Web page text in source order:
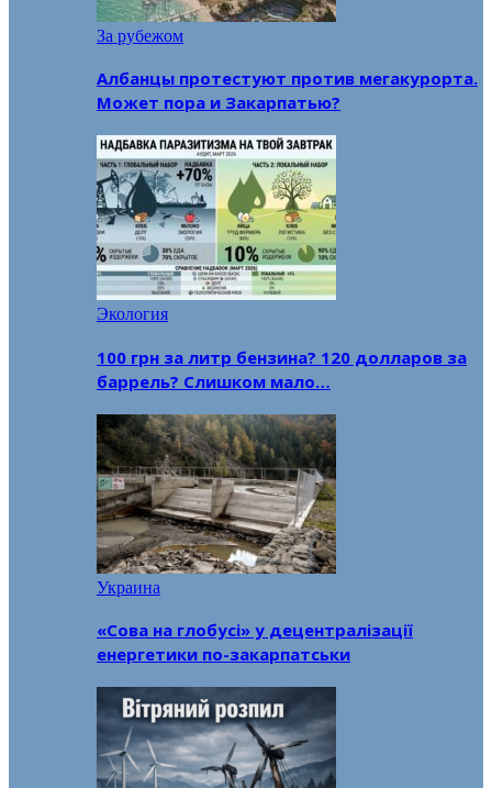
За рубежом
Албанцы протестуют против мегакурорта.
Может пора и Закарпатью?
Экология
100 грн за литр бензина? 120 долларов за
баррель? Слишком мало…
Украина
«Сова на глобусі» у децентралізації
енергетики по-закарпатськи